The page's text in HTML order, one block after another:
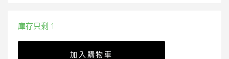
庫存只剩 1
加入購物車